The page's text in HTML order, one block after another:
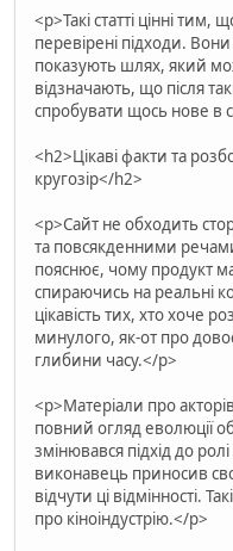
<p>Такі статті цінні
перевірені підходи.
показують шлях, який
відзначають, що після
спробувати щось нове в
<h2>Цікаві факти та
кругозір</h2>
<p>Сайт не обходить
та повсякденними
пояснює, чому продукт
спираючись на реальні
цікавість тих, хто хоче
минулого, як-от про
глибини часу.</p>
<p>Матеріали про
повний огляд еволюції
змінювався підхід до
виконавець приносив
відчути ці відмінності.
про кіноіндустрію.</p>